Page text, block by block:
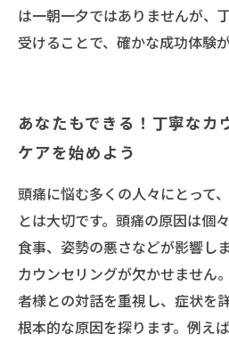
は一朝一夕ではありませんが、
受けることで、確かな成功体験
あなたもできる！丁寧なカ
ケアを始めよう
頭痛に悩む多くの人々にとって
とは大切です。頭痛の原因は個
食事、姿勢の悪さなどが影響し
カウンセリングが欠かせません
者様との対話を重視し、症状を
根本的な原因を探ります。例え